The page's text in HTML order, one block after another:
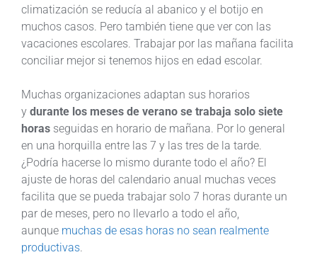
climatización se reducía al abanico y el botijo en
muchos casos. Pero también tiene que ver con las
vacaciones escolares. Trabajar por las mañana facilita
conciliar mejor si tenemos hijos en edad escolar.
Muchas organizaciones adaptan sus horarios
y durante los meses de verano se trabaja solo siete
horas seguidas en horario de mañana. Por lo general
en una horquilla entre las 7 y las tres de la tarde.
¿Podría hacerse lo mismo durante todo el año? El
ajuste de horas del calendario anual muchas veces
facilita que se pueda trabajar solo 7 horas durante un
par de meses, pero no llevarlo a todo el año,
aunque muchas de esas horas no sean realmente
productivas.